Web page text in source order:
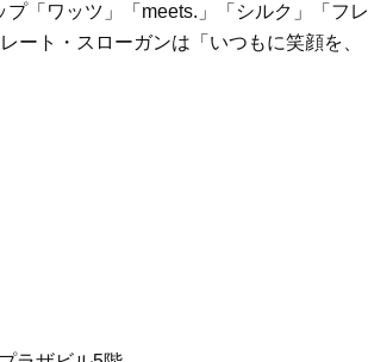
「ワッツ」「meets.」「シルク」「フレ
ート・スローガンは「いつもに笑顔を、